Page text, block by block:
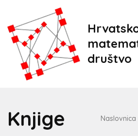
društvo
Knjige Naslovnica